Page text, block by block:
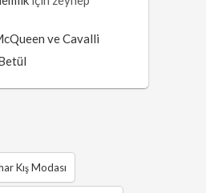
ve Cavalli
Kış Modası